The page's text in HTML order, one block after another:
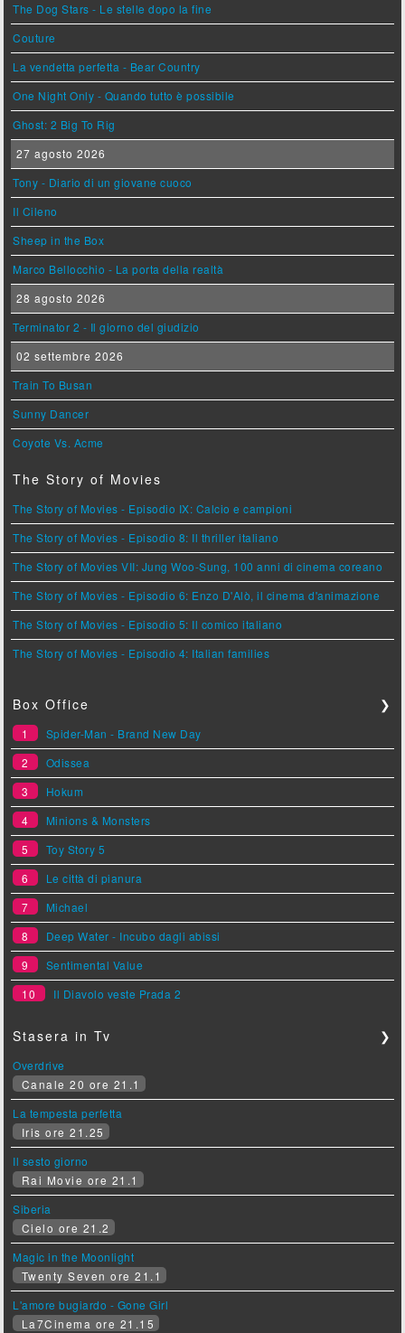
The Dog Stars - Le stelle dopo la fine
Couture
La vendetta perfetta - Bear Country
One Night Only - Quando tutto è possibile
Ghost: 2 Big To Rig
27 agosto 2026
Tony - Diario di un giovane cuoco
Il Cileno
Sheep in the Box
Marco Bellocchio - La porta della realtà
28 agosto 2026
Terminator 2 - Il giorno del giudizio
02 settembre 2026
Train To Busan
Sunny Dancer
Coyote Vs. Acme
The Story of Movies
The Story of Movies - Episodio IX: Calcio e campioni
The Story of Movies - Episodio 8: Il thriller italiano
The Story of Movies VII: Jung Woo-Sung, 100 anni di cinema coreano
The Story of Movies - Episodio 6: Enzo D'Alò, il cinema d'animazione
The Story of Movies - Episodio 5: Il comico italiano
The Story of Movies - Episodio 4: Italian families
Box Office ❯
1
Spider-Man - Brand New Day
2
Odissea
3
Hokum
4
Minions & Monsters
5
Toy Story 5
6
Le città di pianura
7
Michael
8
Deep Water - Incubo dagli abissi
9
Sentimental Value
10
Il Diavolo veste Prada 2
Stasera in Tv ❯
Overdrive
Canale 20 ore 21.1
La tempesta perfetta
Iris ore 21.25
Il sesto giorno
Rai Movie ore 21.1
Siberia
Cielo ore 21.2
Magic in the Moonlight
Twenty Seven ore 21.1
L'amore bugiardo - Gone Girl
La7Cinema ore 21.15